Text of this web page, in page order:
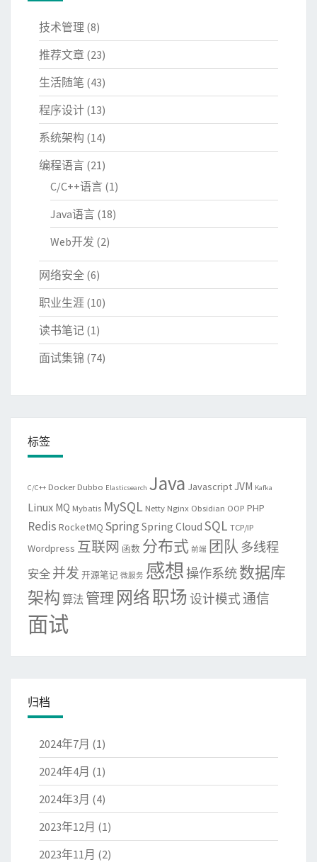
技术管理 (8)
推荐文章 (23)
生活随笔 (43)
程序设计 (13)
系统架构 (14)
编程语言 (21)
C/C++语言 (1)
Java语言 (18)
Web开发 (2)
网络安全 (6)
职业生涯 (10)
读书笔记 (1)
面试集锦 (74)
标签
C/C++ Docker Dubbo Elasticsearch Java JavascriptJVM Kafka
Linux MQ Mybatis MySQL Netty Nginx Obsidian OOP PHP
Redis RocketMQ Spring Spring Cloud SQL TCP/IP
Wordpress 互联网 函数 分布式 前端 团队 多线程
安全 并发 开源笔记 微服务 感想操作系统数据库
架构 算法 管理网络职场设计模式通信
面试
归档
2024年7月 (1)
2024年4月 (1)
2024年3月 (4)
2023年12月 (1)
2023年11月 (2)